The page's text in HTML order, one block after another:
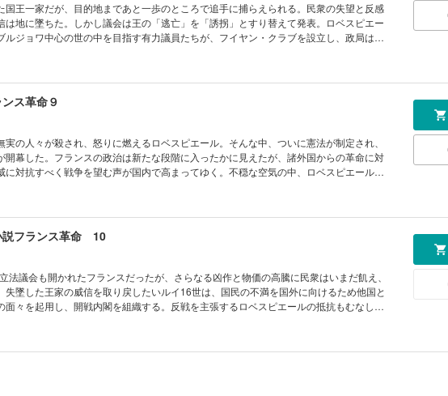
国王一家だが、目的地まであと一歩のところで追手に捕らえられる。民衆の失望と反感
は地に墜ちた。しかし議会は王の「逃亡」を「誘拐」とすり替えて発表。ロベスピエー
ルジョワ中心の世の中を目指す有力議員たちが、フイヤン・クラブを設立し、政局は一
ス革命９
の人々が殺され、怒りに燃えるロベスピエール。そんな中、ついに憲法が制定され、
開幕した。フランスの政治は新たな段階に入ったかに見えたが、諸外国からの革命に対
に対抗すべく戦争を望む声が国内で高まってゆく。不穏な空気の中、ロベスピエールが
フランス革命 10
法議会も開かれたフランスだったが、さらなる凶作と物価の高騰に民衆はいまだ飢え、
失墜した王家の威信を取り戻したいルイ16世は、国民の不満を国外に向けるため他国と
面々を起用し、開戦内閣を組織する。反戦を主張するロベスピエールの抵抗もむなし